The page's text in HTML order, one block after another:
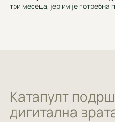
три месеца, јер им је потребна
Катапулт
дигитална